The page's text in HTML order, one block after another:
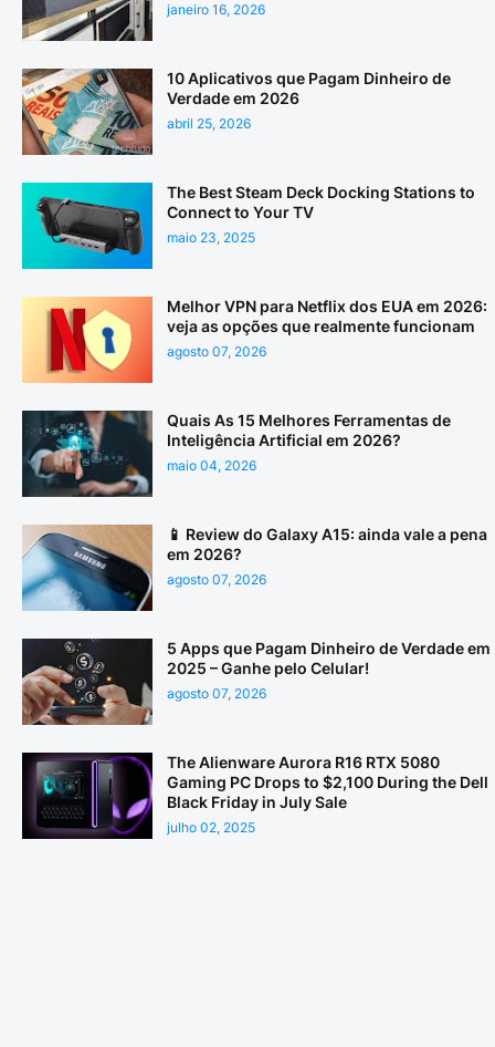
janeiro 16, 2026
10 Aplicativos que Pagam Dinheiro de
Verdade em 2026
abril 25, 2026
The Best Steam Deck Docking Stations to
Connect to Your TV
maio 23, 2025
Melhor VPN para Netflix dos EUA em 2026:
veja as opções que realmente funcionam
agosto 07, 2026
Quais As 15 Melhores Ferramentas de
Inteligência Artificial em 2026?
maio 04, 2026
📱 Review do Galaxy A15: ainda vale a pena
em 2026?
agosto 07, 2026
5 Apps que Pagam Dinheiro de Verdade em
2025 – Ganhe pelo Celular!
agosto 07, 2026
The Alienware Aurora R16 RTX 5080
Gaming PC Drops to $2,100 During the Dell
Black Friday in July Sale
julho 02, 2025